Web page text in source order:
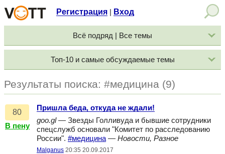
Регистрация Вход
Всё подряд | Все темы
Топ-10 и самые обсуждаемые темы
Результаты поиска: #медицина (9)
80
В пену
Пришла беда, откуда не ждали!
goo.gl— Звезды Голливуда и бывшие сотрудники
спецслужб основали "Комитет по расследованию
России". #медицина — Новости, Разное
Malganus 20:35 20.09.2017